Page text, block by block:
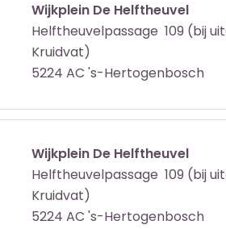
Wijkplein De Helftheuvel
Helftheuvelpassage 109 (bij
Kruidvat)
5224 AC 's-Hertogenbosch
Wijkplein De Helftheuvel
Helftheuvelpassage 109 (bij
Kruidvat)
5224 AC 's-Hertogenbosch